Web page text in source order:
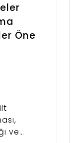
Öne
ve